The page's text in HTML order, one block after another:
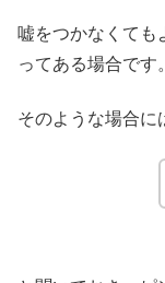
嘘をつかなくても
ってある場合です。
そのような場合に